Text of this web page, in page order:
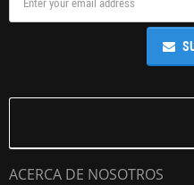
ACERCA DE NOSOTROS